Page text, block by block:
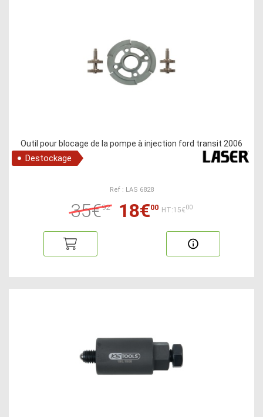
Outil pour blocage de la pompe à injection ford transit 2006
Destockage
Ref : LAS 6828
35€92 18€00 HT:15€00